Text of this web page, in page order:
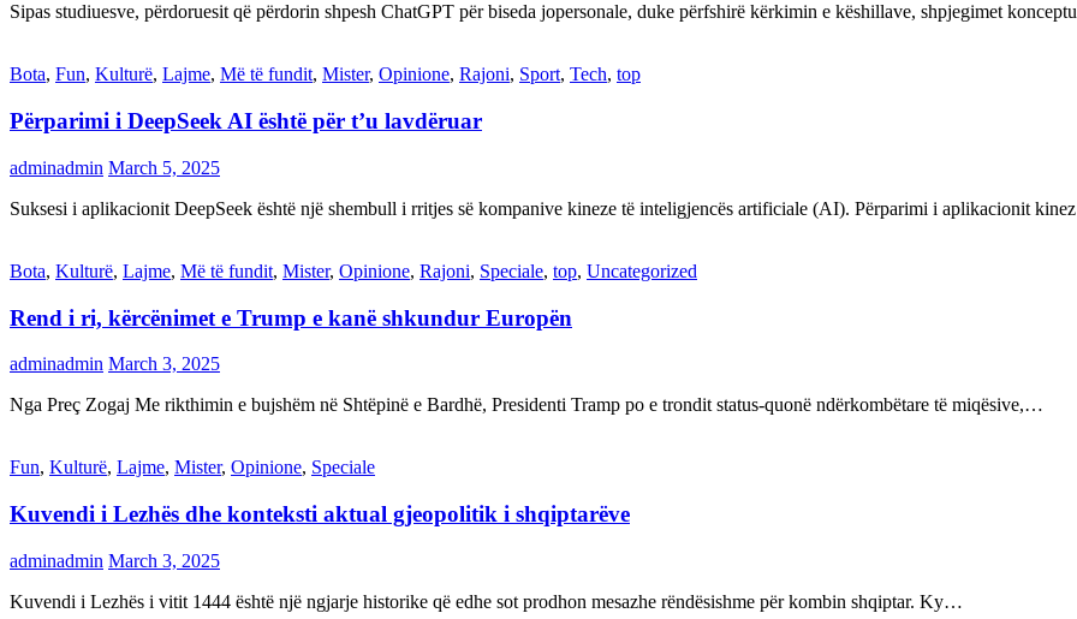
Sipas studiuesve, përdoruesit që përdorin shpesh ChatGPT për biseda jopersonale, duke përfshirë kërkimin e këshillave, shpjegimet
Bota, Fun, Kulturë, Lajme, Më të fundit, Mister, Opinione, Rajoni, Sport, Tech, top
Përparimi i DeepSeek AI është për t’u lavdëruar
adminadmin March 5, 2025
Suksesi i aplikacionit DeepSeek është një shembull i rritjes së kompanive kineze të inteligjencës artificiale (AI). Përparimi i aplikacionit
Bota, Kulturë, Lajme, Më të fundit, Mister, Opinione, Rajoni, Speciale, top, Uncategorized
Rend i ri, kërcënimet e Trump e kanë shkundur Europën
adminadmin March 3, 2025
Nga Preç Zogaj Me rikthimin e bujshëm në Shtëpinë e Bardhë, Presidenti Tramp po e trondit status-quonë ndërkombëtare të miqësive,…
Fun, Kulturë, Lajme, Mister, Opinione, Speciale
Kuvendi i Lezhës dhe konteksti aktual gjeopolitik i shqiptarëve
adminadmin March 3, 2025
Kuvendi i Lezhës i vitit 1444 është një ngjarje historike që edhe sot prodhon mesazhe rëndësishme për kombin shqiptar. Ky…